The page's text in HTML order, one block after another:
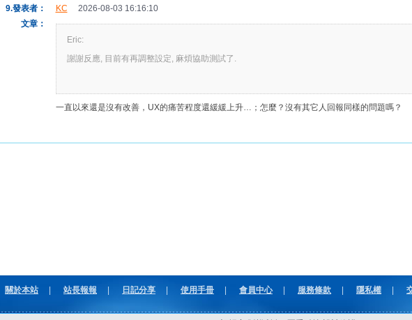
9.發表者： KC 2026-08-03 16:16:10
文章：
Eric:
謝謝反應, 目前有再調整設定, 麻煩協助測試了.
一直以來還是沒有改善，UX的痛苦程度還緩緩上升…；怎麼？沒有其它人回報同樣的問題嗎？
關於本站 站長報報 日記分享 使用手冊 會員中心 服務條款 隱私權